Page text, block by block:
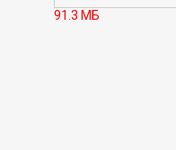
91.3 МБ